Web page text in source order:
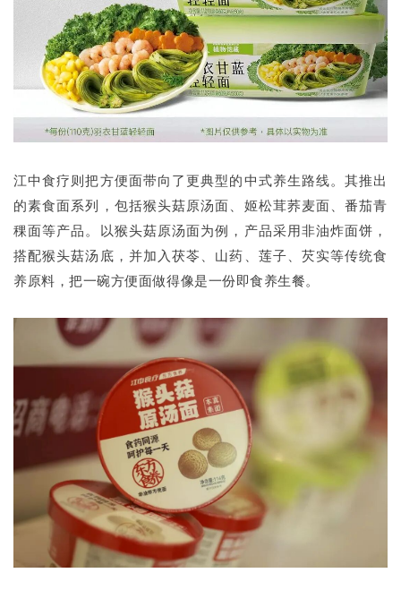
江中食疗则把方便面带向了更典型的中式养生路线。其推出
的素食面系列，包括猴头菇原汤面、姬松茸荞麦面、番茄青
稞面等产品。以猴头菇原汤面为例，产品采用非油炸面饼，
搭配猴头菇汤底，并加入茯苓、山药、莲子、芡实等传统食
养原料，把一碗方便面做得像是一份即食养生餐。